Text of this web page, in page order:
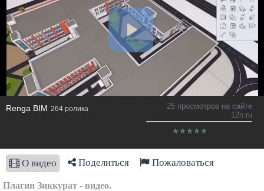
Renga BIM 264 ролика
25 просмотров на сайте
12n.ru
О видео Поделиться Пожаловаться
Плагин Зиккурат - видео.